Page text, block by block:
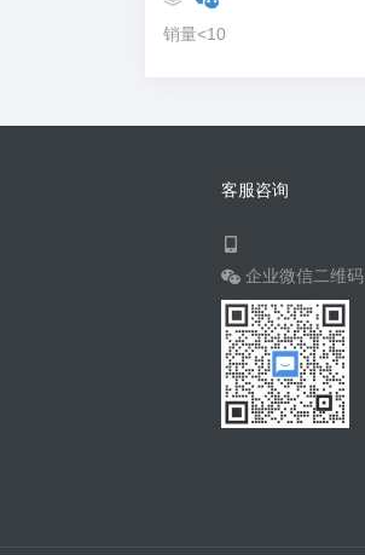
销量<10
客服咨询
企业微信二维码